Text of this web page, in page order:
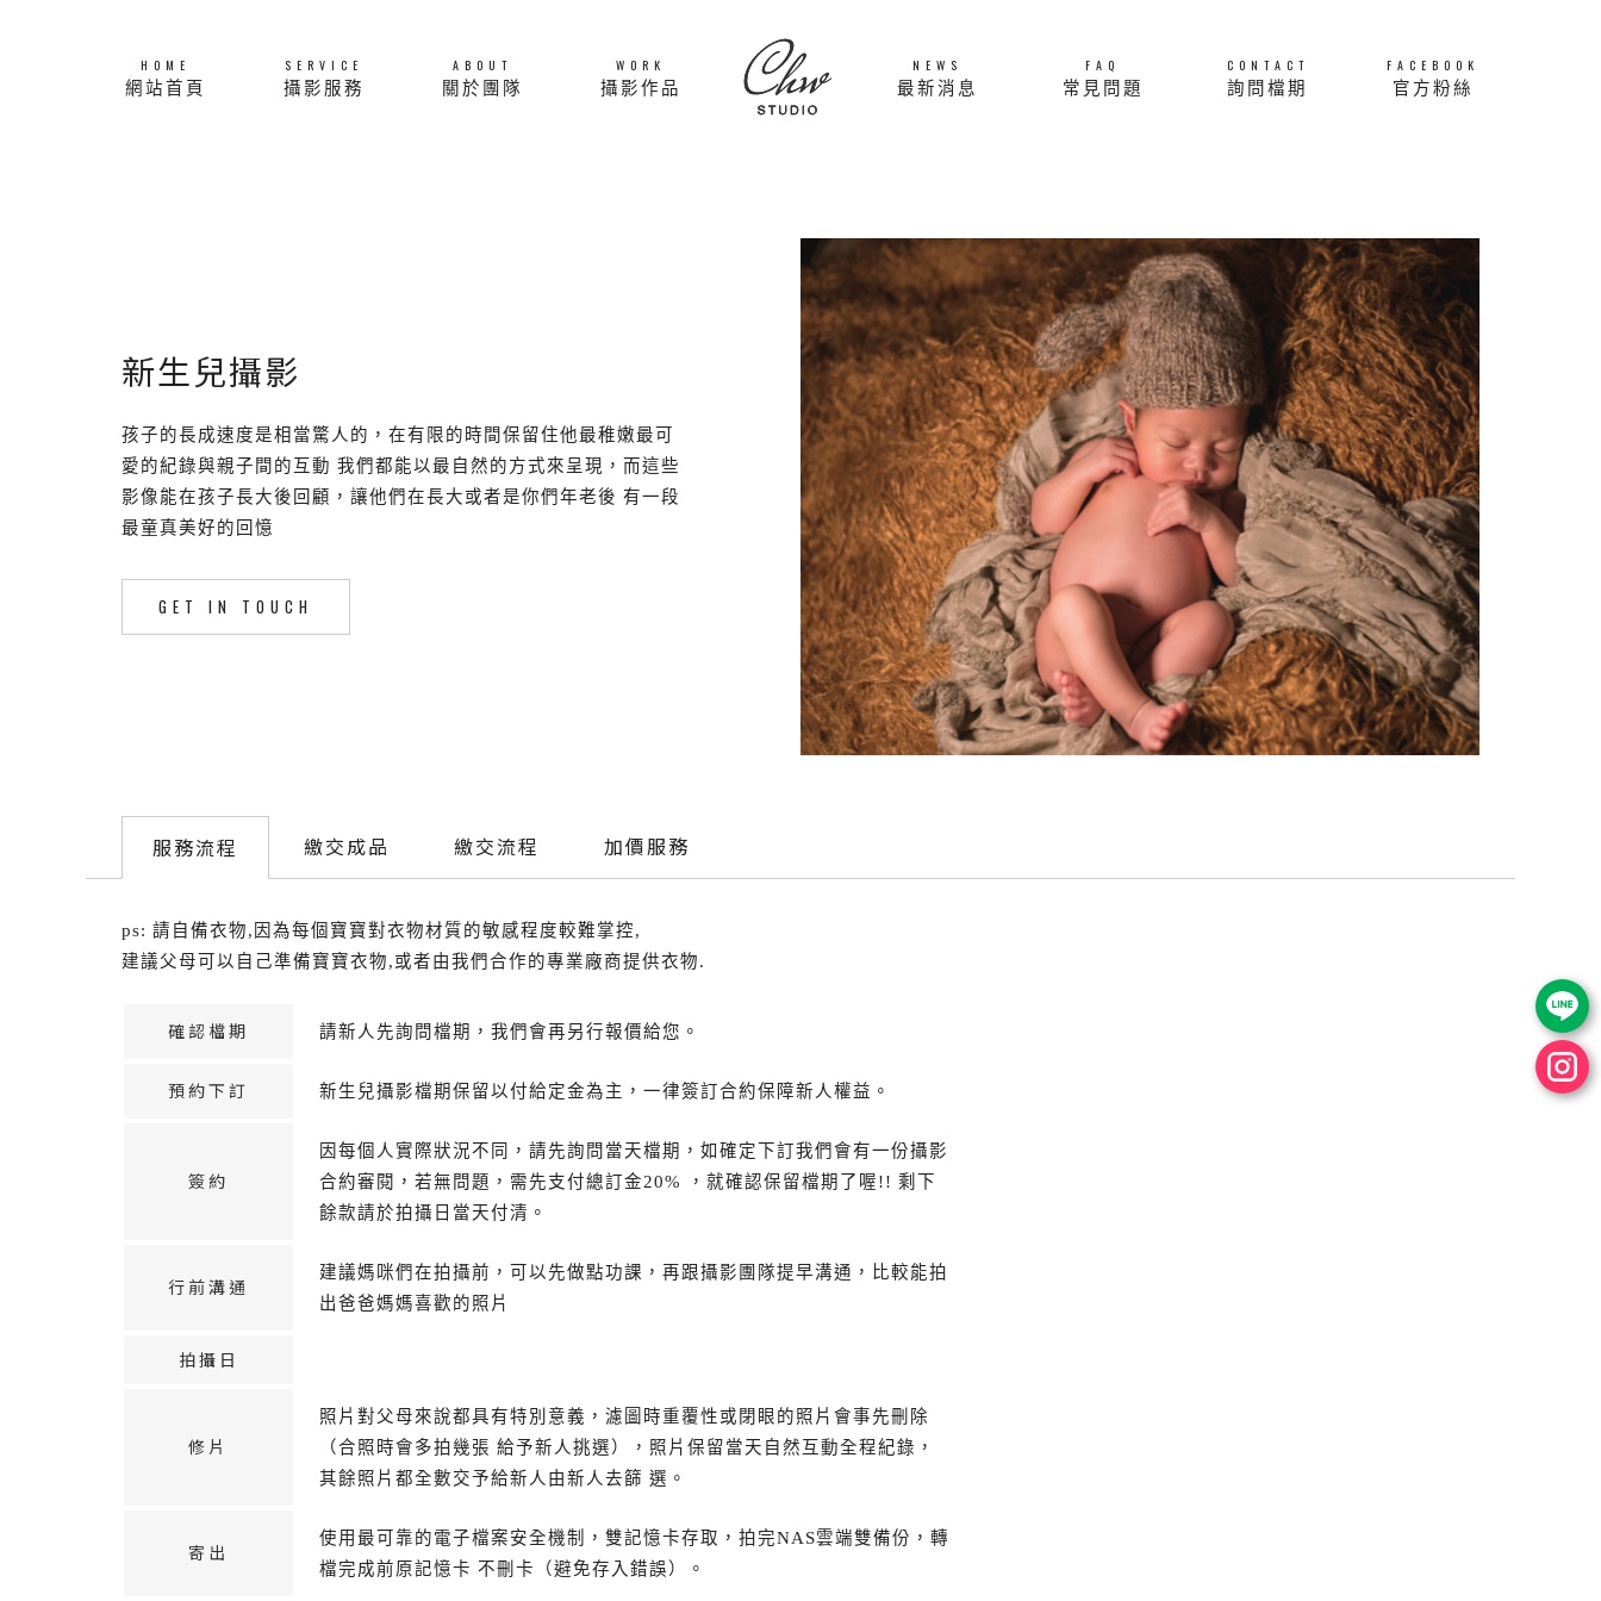
HOME
網站首頁
SERVICE
攝影服務
ABOUT
關於團隊
WORK
攝影作品
NEWS
最新消息
FAQ
常見問題
CONTACT
詢問檔期
FACEBOOK
官方粉絲
新生兒攝影
孩子的長成速度是相當驚人的，在有限的時間保留住他最稚嫩最可
愛的紀錄與親子間的互動 我們都能以最自然的方式來呈現，而這些
影像能在孩子長大後回顧，讓他們在長大或者是你們年老後 有一段
最童真美好的回憶
GET IN TOUCH
服務流程 繳交成品 繳交流程 加價服務
ps: 請自備衣物,因為每個寶寶對衣物材質的敏感程度較難掌控,
建議父母可以自己準備寶寶衣物,或者由我們合作的專業廠商提供衣物.
確認檔期 請新人先詢問檔期，我們會再另行報價給您。
預約下訂 新生兒攝影檔期保留以付給定金為主，一律簽訂合約保障新人權益。
簽約
因每個人實際狀況不同，請先詢問當天檔期，如確定下訂我們會有一份攝影
合約審閱，若無問題，需先支付總訂金20% ，就確認保留檔期了喔!! 剩下
餘款請於拍攝日當天付清。
行前溝通
建議媽咪們在拍攝前，可以先做點功課，再跟攝影團隊提早溝通，比較能拍
出爸爸媽媽喜歡的照片
拍攝日
修片
照片對父母來說都具有特別意義，濾圖時重覆性或閉眼的照片會事先刪除
（合照時會多拍幾張 給予新人挑選），照片保留當天自然互動全程紀錄，
其餘照片都全數交予給新人由新人去篩 選。
寄出
使用最可靠的電子檔案安全機制，雙記憶卡存取，拍完NAS雲端雙備份，轉
檔完成前原記憶卡 不刪卡（避免存入錯誤）。